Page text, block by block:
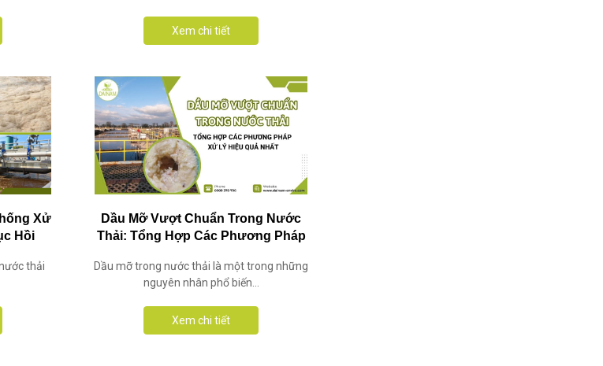
Xem chi tiết
Xử
Hồi
thải
Dầu Mỡ Vượt Chuẩn Trong Nước
Thải: Tổng Hợp Các Phương Pháp
Dầu mỡ trong nước thải là một trong những
nguyên nhân phổ biến...
Xem chi tiết